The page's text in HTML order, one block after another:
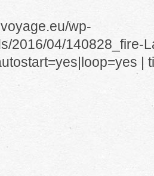
wp-
2016/04/140828_fire-
|